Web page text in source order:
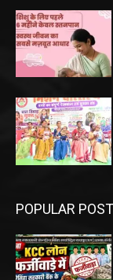
POPULAR